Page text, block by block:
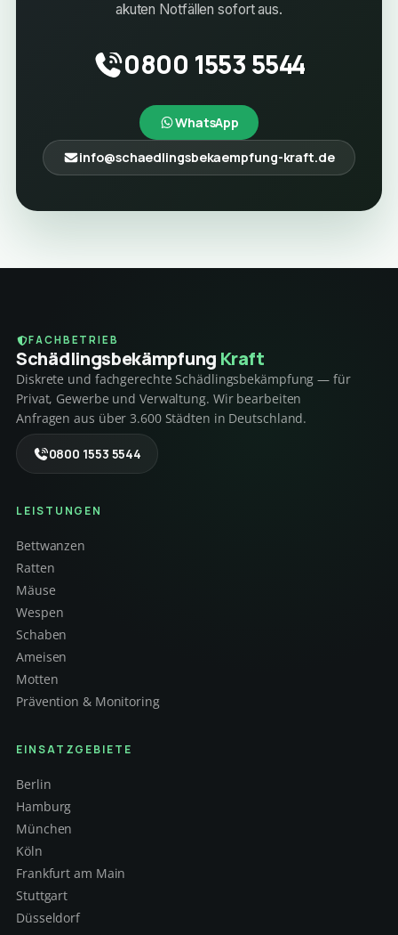
akuten Notfällen sofort aus.
0800 1553 5544
WhatsApp
info@schaedlingsbekaempfung-kraft.de
FACHBETRIEB
Schädlings­bekämpfung Kraft
Diskrete und fachgerechte Schädlingsbekämpfung — für
Privat, Gewerbe und Verwaltung. Wir bearbeiten
Anfragen aus über 3.600 Städten in Deutschland.
0800 1553 5544
LEISTUNGEN
Bettwanzen
Ratten
Mäuse
Wespen
Schaben
Ameisen
Motten
Prävention & Monitoring
EINSATZGEBIETE
Berlin
Hamburg
München
Köln
Frankfurt am Main
Stuttgart
Düsseldorf